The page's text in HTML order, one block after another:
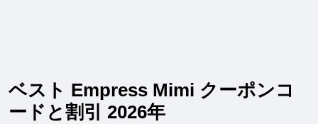
ベスト Empress Mimi クーポンコ
ードと割引 2026年